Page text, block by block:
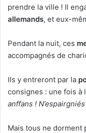
prendre la ville ! Il
allemands, et eux-
Pendant la nuit, ces
accompagnés de
Ils y entreront par la
consignes : une fois à
anffans !
Mais tous ne dorment